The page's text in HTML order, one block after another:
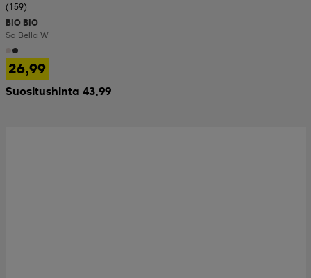
(159)
BIO BIO
So Bella W
26,99
Suositushinta 43,99